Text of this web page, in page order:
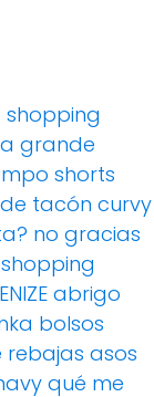
shopping
grande
shorts
tacón curvy
no gracias
abrigo
bolsos
rebajas asos
qué me